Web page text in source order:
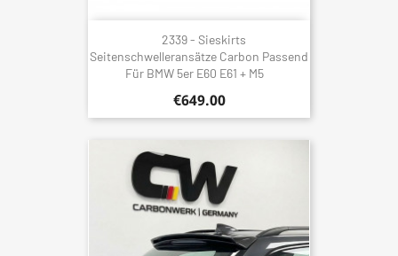
2339 - Sieskirts
Seitenschwelleransätze Carbon Passend
Für BMW 5er E60 E61 + M5
€649.00